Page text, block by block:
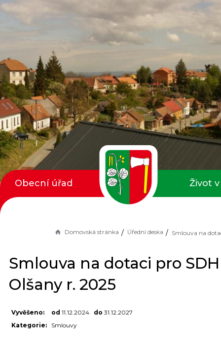
Domovská stránka Úřední deska
Smlouva na dotaci pro SDH
Olšany r. 2025
Vyvěšeno: od 11.12.2024 do 31.12.2027
Kategorie:
Smlouvy
Obecní úřad Život